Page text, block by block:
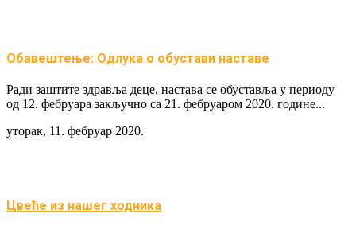
Обавештење: Одлука о обустави наставе
Ради заштите здравља деце, настава се обуставља у периоду
од 12. фебруара закључно са 21. фебруаром 2020. године...
уторак, 11. фебруар 2020.
Цвеће из нашег ходника